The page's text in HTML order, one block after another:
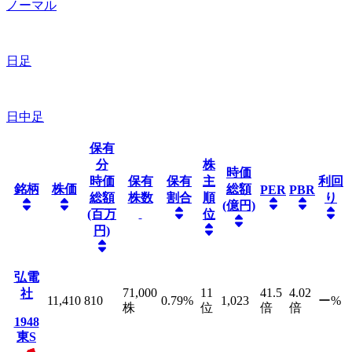
ノーマル
日足
日中足
銘柄 株価
保有
分
時価
総額
(百万
円)
保有
株数
保有
割合
株
主
順
位
時価
総額
(億円)
PER PBR
利回
り
弘電
社
1948
東S
11,410 810
71,000
株
0.79%
11
位
1,023
41.5
倍
4.02
倍
ー%